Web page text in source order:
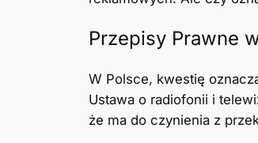
Przepisy Prawne
W Polsce, kwestię
Ustawa o radiofonii i
że ma do czynienia z